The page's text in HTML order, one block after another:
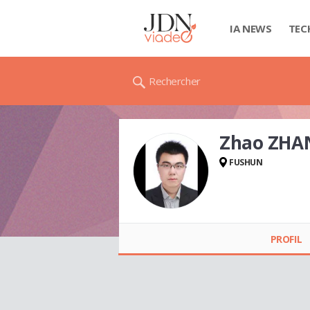
IA NEWS
Rechercher
Zhao
FUSHUN
PROFIL